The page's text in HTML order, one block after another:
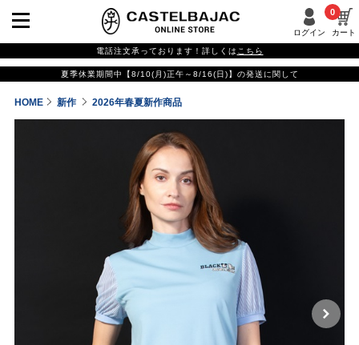
ログイン カート
0
電話注文承っております！詳しくは こちら
夏季休業期間中【8/10(月)正午～8/16(日)】の発送に関して
HOME 新作 2026年春夏新作商品